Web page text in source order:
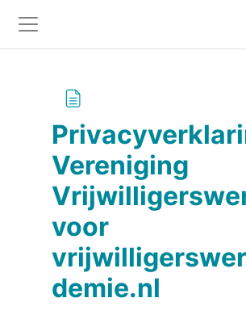
Side panel
Vereniging
voor
demie.nl